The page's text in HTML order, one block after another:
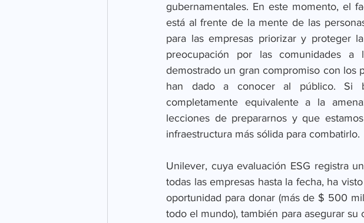
gubernamentales. En este momento, el
está al frente de la mente de las
para las empresas priorizar y proteger
preocupación por las comunidades
demostrado un gran compromiso con los
han dado a conocer al público. Si
completamente equivalente a la
lecciones de prepararnos y que
infraestructura más sólida para combatirlo.
Unilever, cuya evaluación ESG registra
todas las empresas hasta la fecha, ha
oportunidad para donar (más de $ 500
todo el mundo), también para asegurar